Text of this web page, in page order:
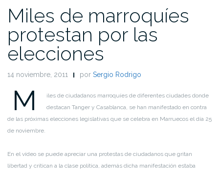
Miles de marroquíes
protestan por las
elecciones
14 noviembre, 2011 por Sergio Rodrigo
M
iles de ciudadanos marroquíes de diferentes ciudades donde
destacan Tanger y Casablanca, se han manifestado en contra
de las próximas elecciones legislativas que se celebra en Marruecos el día 25
de noviembre.
En el vídeo se puede apreciar una protestas de ciudadanos que gritan
libertad y critican a la clase política, además dicha manifestación estaba